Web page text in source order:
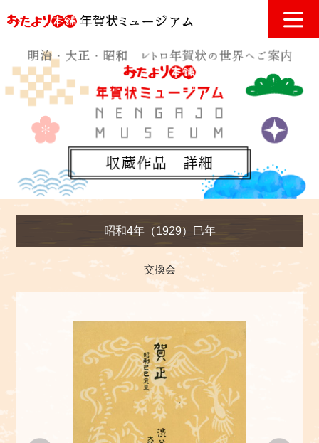
昭和4年（1929）巳年
交換会